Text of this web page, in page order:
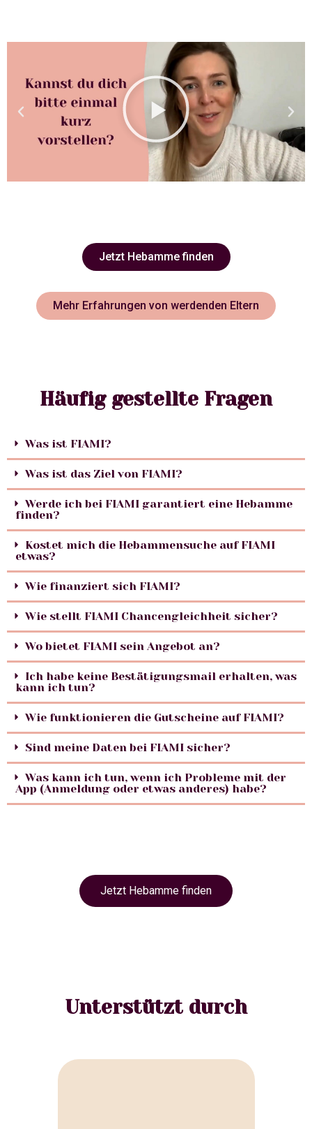
Jetzt Hebamme finden
Mehr Erfahrungen von werdenden Eltern
Häufig gestellte Fragen
Was ist FIAMI?
Was ist das Ziel von FIAMI?
Werde ich bei FIAMI garantiert eine Hebamme
finden?
Kostet mich die Hebammensuche auf FIAMI
etwas?
Wie finanziert sich FIAMI?
Wie stellt FIAMI Chancengleichheit sicher?
Wo bietet FIAMI sein Angebot an?
Ich habe keine Bestätigungsmail erhalten, was
kann ich tun?
Wie funktionieren die Gutscheine auf FIAMI?
Sind meine Daten bei FIAMI sicher?
Was kann ich tun, wenn ich Probleme mit der
App (Anmeldung oder etwas anderes) habe?
Jetzt Hebamme finden
Unterstützt durch